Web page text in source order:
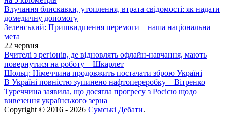
Влучання блискавки, утоплення, втрата свідомості: як надати
домедичну допомогу
Зеленський: Пришвидшення перемоги – наша національна
мета
22 червня
Вчителі з регіонів, де відновлять офлайн-навчання, мають
повернутися на роботу – Шкарлет
Шольц: Німеччина продовжить постачати зброю Україні
В Україні повністю зупинено нафтопереробку – Вітренко
Туреччина заявила, що досягла прогресу з Росією щодо
вивезення українського зерна
Copyright © 2016 - 2026 Сумські Дебати.